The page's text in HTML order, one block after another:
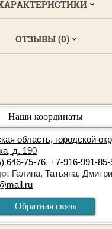
ОТЗЫВЫ (0)
Наши координаты
область, городской
д. 190
646-75-76, +7-916-991-85-
Галина, Татьяна,
Обратная связь